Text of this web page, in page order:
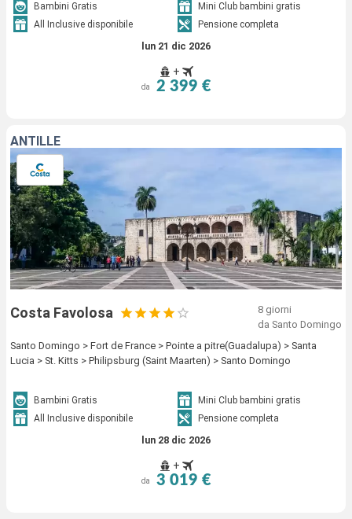
Bambini Gratis
Mini Club bambini gratis
All Inclusive disponibile
Pensione completa
lun 21 dic 2026
+
da 2 399 €
ANTILLE
Costa Favolosa
8 giorni
da Santo Domingo
Santo Domingo > Fort de France > Pointe a pitre(Guadalupa) > Santa
Lucia > St. Kitts > Philipsburg (Saint Maarten) > Santo Domingo
Bambini Gratis
Mini Club bambini gratis
All Inclusive disponibile
Pensione completa
lun 28 dic 2026
+
da 3 019 €